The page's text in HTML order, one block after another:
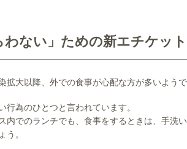
わない」ための新エチケット
拡大以降、外での食事が心配な方が多いよう
行為のひとつと言われています。
内でのランチでも、食事をするときは、手洗
う。